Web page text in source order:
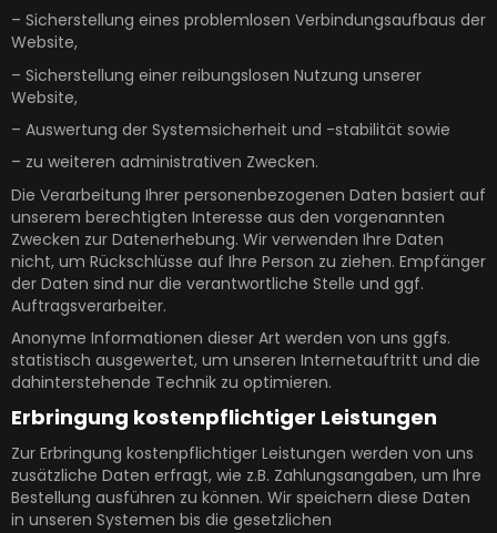
– Sicherstellung eines problemlosen Verbindungsaufbaus der
Website,
– Sicherstellung einer reibungslosen Nutzung unserer
Website,
– Auswertung der Systemsicherheit und -stabilität sowie
– zu weiteren administrativen Zwecken.
Die Verarbeitung Ihrer personenbezogenen Daten basiert auf
unserem berechtigten Interesse aus den vorgenannten
Zwecken zur Datenerhebung. Wir verwenden Ihre Daten
nicht, um Rückschlüsse auf Ihre Person zu ziehen. Empfänger
der Daten sind nur die verantwortliche Stelle und ggf.
Auftragsverarbeiter.
Anonyme Informationen dieser Art werden von uns ggfs.
statistisch ausgewertet, um unseren Internetauftritt und die
dahinterstehende Technik zu optimieren.
Erbringung kostenpflichtiger Leistungen
Zur Erbringung kostenpflichtiger Leistungen werden von uns
zusätzliche Daten erfragt, wie z.B. Zahlungsangaben, um Ihre
Bestellung ausführen zu können. Wir speichern diese Daten
in unseren Systemen bis die gesetzlichen